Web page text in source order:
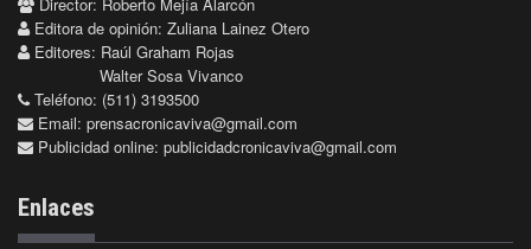
Editora de opinión: Zuliana Lainez Otero
Editores: Raúl Graham Rojas
Walter Sosa Vivanco
Teléfono: (511) 3193500
Email: prensacronicaviva@gmail.com
Publicidad online: publicidadcronicaviva@gmail.com
Enlaces